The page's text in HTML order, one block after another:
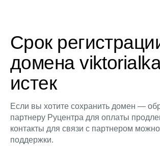
Срок
домена
истек
Если вы хотите сохранить домен —
партнеру Руцентра для оплаты
контакты для связи с партнером
поддержки.